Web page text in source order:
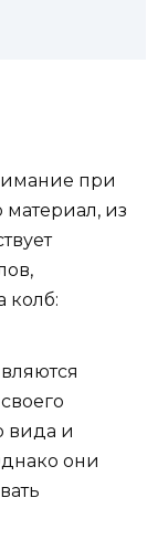
при
из
колб:
вида и
они